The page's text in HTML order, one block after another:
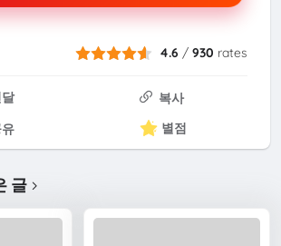
4.6 /930 rates
복사
별점
글